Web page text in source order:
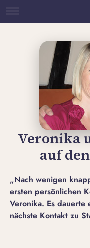
Veronika
auf
„Nach wenigen
ersten persönlichen
Veronika. Es
nächste Kontakt zu